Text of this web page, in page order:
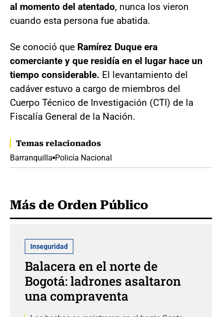
al momento del atentado, nunca los vieron
cuando esta persona fue abatida.
Se conoció que Ramírez Duque era
comerciante y que residía en el lugar hace un
tiempo considerable. El levantamiento del
cadáver estuvo a cargo de miembros del
Cuerpo Técnico de Investigación (CTI) de la
Fiscalía General de la Nación.
Temas relacionados
Barranquilla Policía Nacional
Más de Orden Público
Inseguridad
Balacera en el norte de
Bogotá: ladrones asaltaron
una compraventa